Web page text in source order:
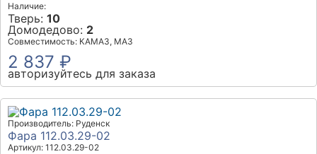
Наличие:
Тверь: 10
Домодедово: 2
Совместимость: КАМАЗ, МАЗ
2 837 ₽
авторизуйтесь для заказа
Производитель: Руденск
Фара 112.03.29-02
Артикул: 112.03.29-02